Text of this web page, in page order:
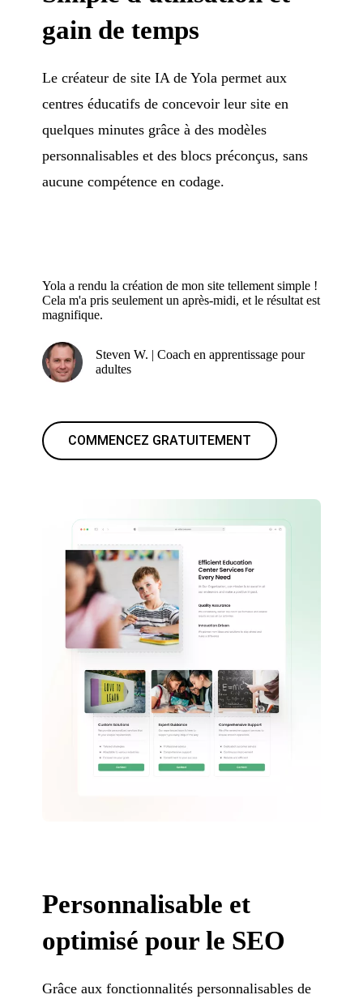
gain de temps
Le créateur de site IA de Yola permet aux
centres éducatifs de concevoir leur site en
quelques minutes grâce à des modèles
personnalisables et des blocs préconçus, sans
aucune compétence en codage.
Yola a rendu la création de mon site tellement simple !
Cela m'a pris seulement un après-midi, et le résultat est
magnifique.
Steven W. | Coach en apprentissage pour
adultes
COMMENCEZ GRATUITEMENT
Personnalisable et
optimisé pour le SEO
Grâce aux fonctionnalités personnalisables de